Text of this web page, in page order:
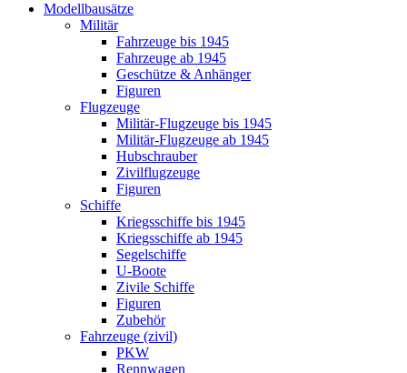
Modellbausätze
Militär
Fahrzeuge bis 1945
Fahrzeuge ab 1945
Geschütze & Anhänger
Figuren
Flugzeuge
Militär-Flugzeuge bis 1945
Militär-Flugzeuge ab 1945
Hubschrauber
Zivilflugzeuge
Figuren
Schiffe
Kriegsschiffe bis 1945
Kriegsschiffe ab 1945
Segelschiffe
U-Boote
Zivile Schiffe
Figuren
Zubehör
Fahrzeuge (zivil)
PKW
Rennwagen